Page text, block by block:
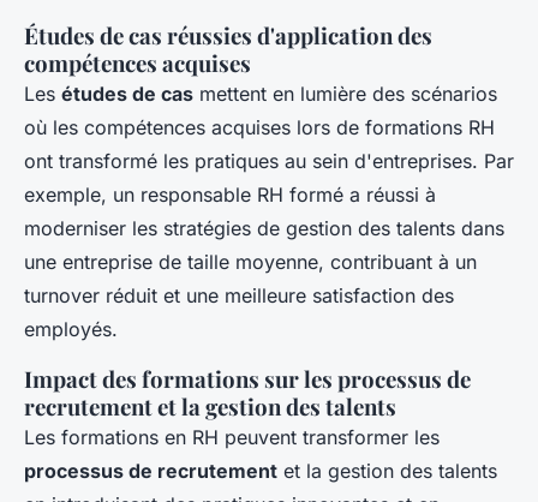
Études de cas réussies d'application des
compétences acquises
Les études de cas mettent en lumière des scénarios
où les compétences acquises lors de formations RH
ont transformé les pratiques au sein d'entreprises. Par
exemple, un responsable RH formé a réussi à
moderniser les stratégies de gestion des talents dans
une entreprise de taille moyenne, contribuant à un
turnover réduit et une meilleure satisfaction des
employés.
Impact des formations sur les processus de
recrutement et la gestion des talents
Les formations en RH peuvent transformer les
processus de recrutement et la gestion des talents